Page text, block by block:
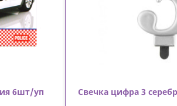
6шт/уп Свечка цифра 3